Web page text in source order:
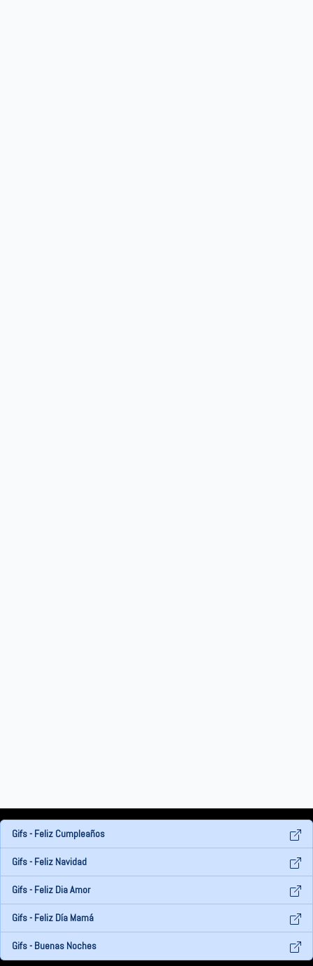
Gifs - Feliz Cumpleaños
Gifs - Feliz Navidad
Gifs - Feliz Dia Amor
Gifs - Feliz Día Mamá
Gifs - Buenas Noches